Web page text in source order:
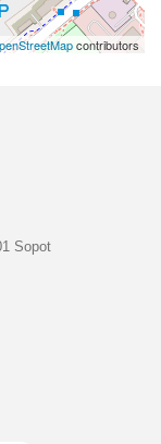
contributors
Sopot